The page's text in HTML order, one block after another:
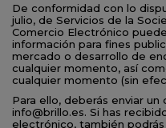
De conformidad con lo
julio, de Servicios de la
Comercio Electrónico
información para fines
mercado o desarrollo de
cualquier momento, así
cualquier momento (sin
Para ello, deberás enviar
info@brillo.es. Si has
electrónico, también